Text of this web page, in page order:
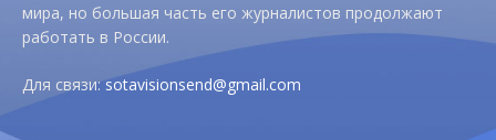
мира, но большая часть его журналистов продолжают
работать в России.
Для связи:sotavisionsend@gmail.com